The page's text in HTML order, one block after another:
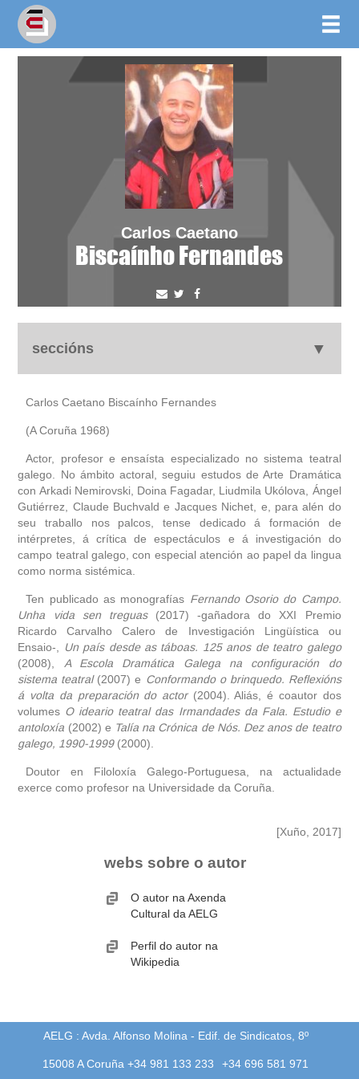
Carlos Caetano
Biscaínho Fernandes
seccións
autobiografía
obra
fototeca
videoteca
outros docs
Carlos Caetano Biscaínho Fernandes
(A Coruña 1968)
Actor, profesor e ensaísta especializado no sistema teatral
galego. No ámbito actoral, seguiu estudos de Arte Dramática
con Arkadi Nemirovski, Doina Fagadar, Liudmila Ukólova, Ángel
Gutiérrez, Claude Buchvald e Jacques Nichet, e, para alén do
seu traballo nos palcos, tense dedicado á formación de
intérpretes, á crítica de espectáculos e á investigación do
campo teatral galego, con especial atención ao papel da lingua
como norma sistémica.
Ten publicado as monografías Fernando Osorio do Campo.
Unha vida sen treguas (2017) -gañadora do XXI Premio
Ricardo Carvalho Calero de Investigación Lingüística ou
Ensaio-,
Un país desde as táboas. 125 anos de teatro galego
(2008), A Escola Dramática Galega na configuración do
sistema teatral(2007) e Conformando o brinquedo. Reflexións
á volta da preparación do actor(2004). Aliás, é coautor dos
volumes O ideario teatral das Irmandades da Fala. Estudio e
antoloxía (2002) e Talía na Crónica de Nós. Dez anos de teatro
galego, 1990-1999(2000).
Doutor en Filoloxía Galego-Portuguesa, na actualidade
exerce como profesor na Universidade da Coruña.
[Xuño, 2017]
webs sobre o autor
O autor na Axenda
Cultural da AELG
Perfil do autor na
Wikipedia
AELG : Avda. Alfonso Molina - Edif. de Sindicatos, 8º
15008 A Coruña +34 981 133 233 +34 696 581 971